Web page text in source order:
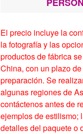
El precio incluye la
la fotografía y las
productos de fábrica
China, con un plazo
preparación. Se
algunas regiones de
contáctenos antes de
ejemplos de estilismo;
detalles del paquete o